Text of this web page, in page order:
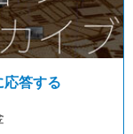
応答する